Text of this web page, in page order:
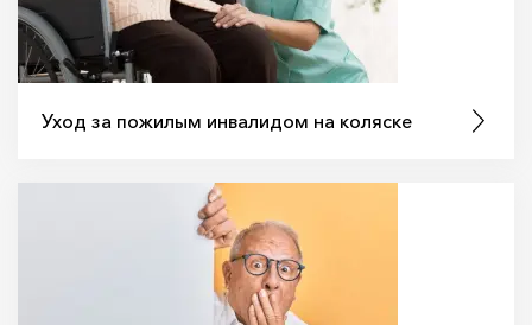
Уход за пожилым инвалидом на коляске